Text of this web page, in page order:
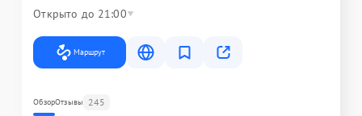
Открыто до 21:00
Маршрут
ОбзорОтзывы 245